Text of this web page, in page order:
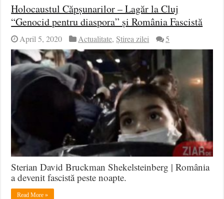
Holocaustul Căpșunarilor – Lagăr la Cluj
“Genocid pentru diaspora” și România Fascistă
April 5, 2020 Actualitate,Știrea zilei 5
Sterian David Bruckman Shekelsteinberg | România
a devenit fascistă peste noapte.
Read More »